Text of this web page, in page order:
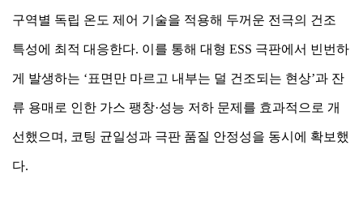
구역별 독립 온도 제어 기술을 적용해 두꺼운 전극의 건조
특성에 최적 대응한다. 이를 통해 대형 ESS 극판에서 빈번하
게 발생하는 ‘표면만 마르고 내부는 덜 건조되는 현상’과 잔
류 용매로 인한 가스 팽창·성능 저하 문제를 효과적으로 개
선했으며, 코팅 균일성과 극판 품질 안정성을 동시에 확보했
다.